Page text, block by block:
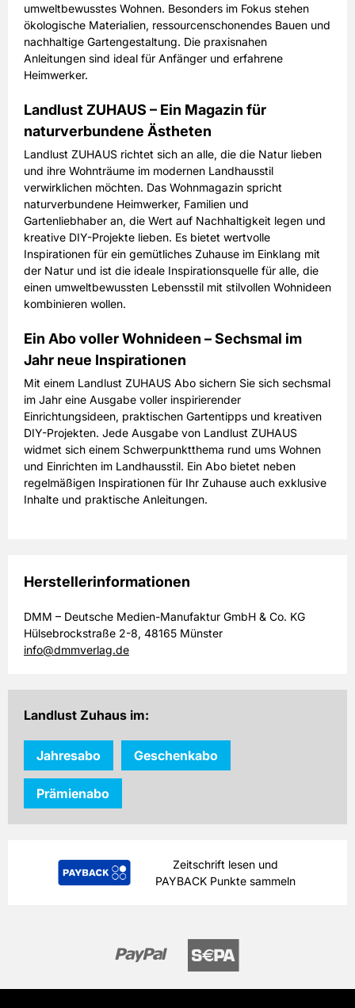
umweltbewusstes Wohnen. Besonders im Fokus stehen
ökologische Materialien, ressourcenschonendes Bauen und
nachhaltige Gartengestaltung. Die praxisnahen
Anleitungen sind ideal für Anfänger und erfahrene
Heimwerker.
Landlust ZUHAUS – Ein Magazin für
naturverbundene Ästheten
Landlust ZUHAUS richtet sich an alle, die die Natur lieben
und ihre Wohnträume im modernen Landhausstil
verwirklichen möchten. Das Wohnmagazin spricht
naturverbundene Heimwerker, Familien und
Gartenliebhaber an, die Wert auf Nachhaltigkeit legen und
kreative DIY-Projekte lieben. Es bietet wertvolle
Inspirationen für ein gemütliches Zuhause im Einklang mit
der Natur und ist die ideale Inspirationsquelle für alle, die
einen umweltbewussten Lebensstil mit stilvollen Wohnideen
kombinieren wollen.
Ein Abo voller Wohnideen – Sechsmal im
Jahr neue Inspirationen
Mit einem Landlust ZUHAUS Abo sichern Sie sich sechsmal
im Jahr eine Ausgabe voller inspirierender
Einrichtungsideen, praktischen Gartentipps und kreativen
DIY-Projekten. Jede Ausgabe von Landlust ZUHAUS
widmet sich einem Schwerpunktthema rund ums Wohnen
und Einrichten im Landhausstil. Ein Abo bietet neben
regelmäßigen Inspirationen für Ihr Zuhause auch exklusive
Inhalte und praktische Anleitungen.
Herstellerinformationen
DMM – Deutsche Medien-Manufaktur GmbH & Co. KG
Hülsebrockstraße 2-8, 48165 Münster
info@dmmverlag.de
Landlust Zuhaus im:
Jahresabo Geschenkabo
Prämienabo
Zeitschrift lesen und
PAYBACK Punkte sammeln